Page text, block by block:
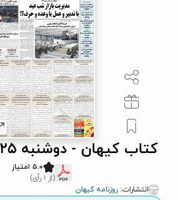
کتاب کیهان - دوشنبه ۲۵ اسفند ۱۳۹۹
۵.۰ امتیاز
(از ۱ رأی)
انتشارات: روزنامه کیهان